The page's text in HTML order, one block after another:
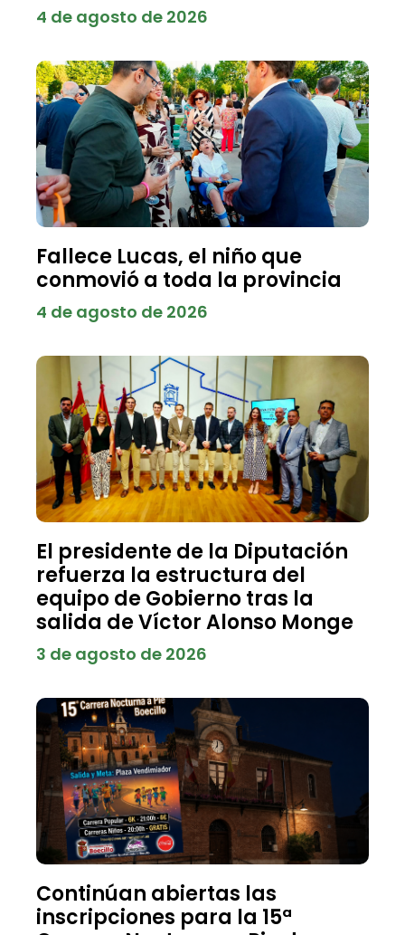
4 de agosto de 2026
Fallece Lucas, el niño que
conmovió a toda la provincia
4 de agosto de 2026
El presidente de la Diputación
refuerza la estructura del
equipo de Gobierno tras la
salida de Víctor Alonso Monge
3 de agosto de 2026
Continúan abiertas las
inscripciones para la 15ª